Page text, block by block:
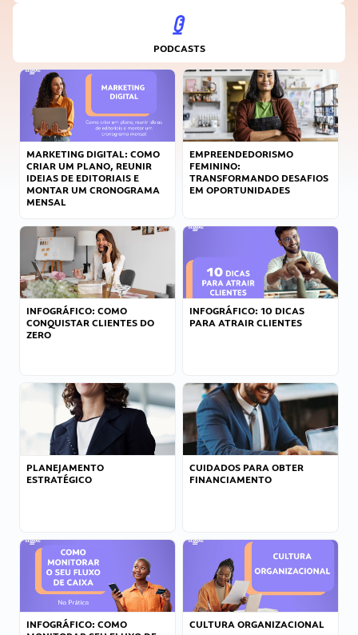
PODCASTS
MARKETING DIGITAL: COMO
CRIAR UM PLANO, REUNIR
IDEIAS DE EDITORIAIS E
MONTAR UM CRONOGRAMA
MENSAL
EMPREENDEDORISMO
FEMININO:
TRANSFORMANDO DESAFIOS
EM OPORTUNIDADES
INFOGRÁFICO: COMO
CONQUISTAR CLIENTES DO
ZERO
INFOGRÁFICO: 10 DICAS
PARA ATRAIR CLIENTES
PLANEJAMENTO
ESTRATÉGICO
CUIDADOS PARA OBTER
FINANCIAMENTO
INFOGRÁFICO: COMO
CULTURA ORGANIZACIONAL